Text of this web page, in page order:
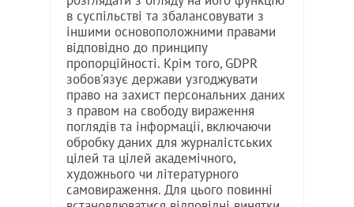
в суспільстві та збалансовувати з
іншими основоположними правами
відповідно до принципу
пропорційності. Крім того, GDPR
зобов'язує держави узгоджувати
право на захист персональних даних
з правом на свободу вираження
поглядів та інформації, включаючи
обробку даних для журналістських
цілей та цілей академічного,
художнього чи літературного
самовираження. Для цього повинні